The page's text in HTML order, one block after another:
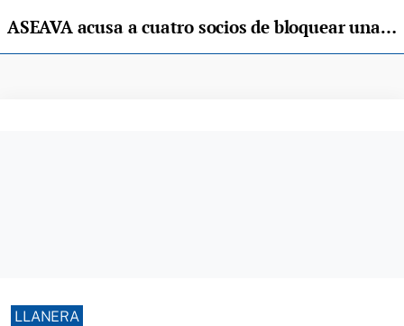
ASEAVA acusa a cuatro socios de bloquear una mejora del precio de la carne y convoca una nueva votación sobre Xata Roxa
LLANERA